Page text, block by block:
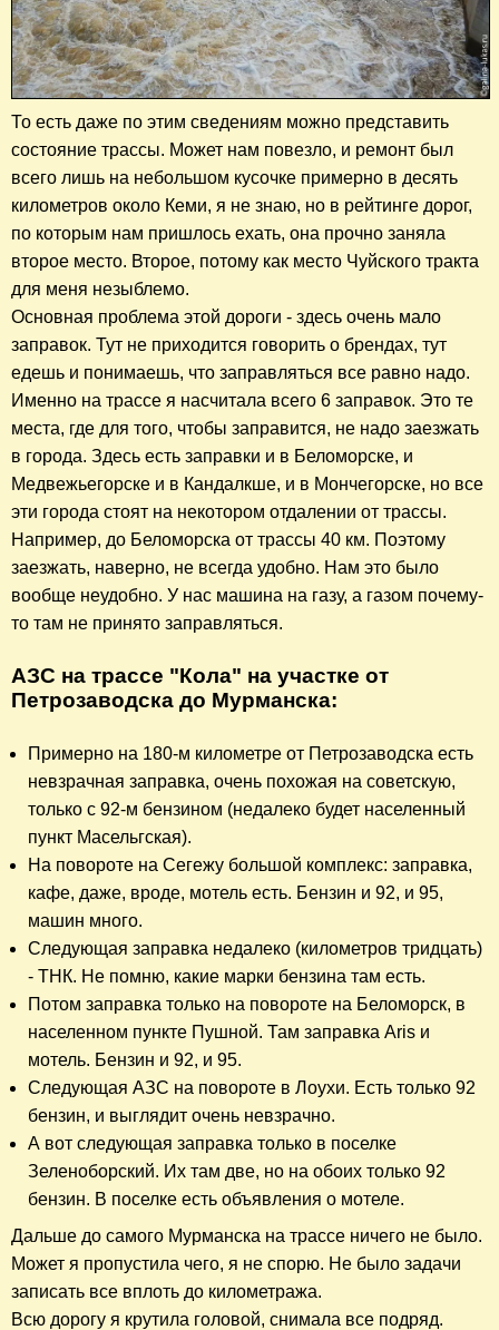
То есть даже по этим сведениям можно представить
состояние трассы. Может нам повезло, и ремонт был
всего лишь на небольшом кусочке примерно в десять
километров около Кеми, я не знаю, но в рейтинге дорог,
по которым нам пришлось ехать, она прочно заняла
второе место. Второе, потому как место Чуйского тракта
для меня незыблемо.
Основная проблема этой дороги - здесь очень мало
заправок. Тут не приходится говорить о брендах, тут
едешь и понимаешь, что заправляться все равно надо.
Именно на трассе я насчитала всего 6 заправок. Это те
места, где для того, чтобы заправится, не надо заезжать
в города. Здесь есть заправки и в Беломорске, и
Медвежьегорске и в Кандалкше, и в Мончегорске, но все
эти города стоят на некотором отдалении от трассы.
Например, до Беломорска от трассы 40 км. Поэтому
заезжать, наверно, не всегда удобно. Нам это было
вообще неудобно. У нас машина на газу, а газом почему-
то там не принято заправляться.
АЗС на трассе "Кола" на участке от
Петрозаводска до Мурманска:
Примерно на 180-м километре от Петрозаводска есть
невзрачная заправка, очень похожая на советскую,
только с 92-м бензином (недалеко будет населенный
пункт Масельгская).
На повороте на Сегежу большой комплекс: заправка,
кафе, даже, вроде, мотель есть. Бензин и 92, и 95,
машин много.
Следующая заправка недалеко (километров тридцать)
- ТНК. Не помню, какие марки бензина там есть.
Потом заправка только на повороте на Беломорск, в
населенном пункте Пушной. Там заправка Aris и
мотель. Бензин и 92, и 95.
Следующая АЗС на повороте в Лоухи. Есть только 92
бензин, и выглядит очень невзрачно.
А вот следующая заправка только в поселке
Зеленоборский. Их там две, но на обоих только 92
бензин. В поселке есть объявления о мотеле.
Дальше до самого Мурманска на трассе ничего не было.
Может я пропустила чего, я не спорю. Не было задачи
записать все вплоть до километража.
Всю дорогу я крутила головой, снимала все подряд.